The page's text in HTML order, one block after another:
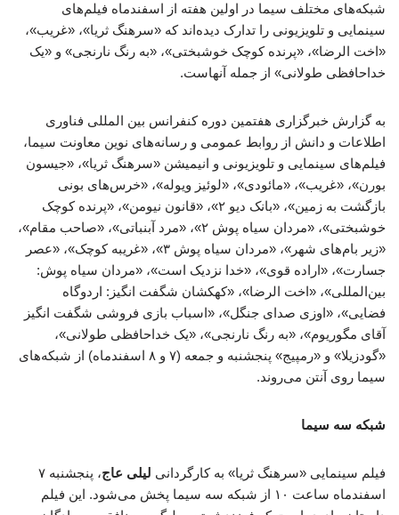
شبکه‌های مختلف سیما در اولین هفته از اسفندماه فیلم‌های
سینمایی و تلویزیونی را تدارک دیده‌اند که «سرهنگ ثریا»، «غریب»،
«اخت الرضا»، «پرنده کوچک خوشبختی»، «به رنگ نارنجی» و «یک
خداحافظی طولانی» از جمله آنهاست.
به گزارش خبرگزاری هفتمین دوره کنفرانس بین المللی فناوری
اطلاعات و دانش از روابط عمومی و رسانه‌های نوین معاونت سیما،
فیلم‌های سینمایی و تلویزیونی و انیمیشن «سرهنگ ثریا»، «جیسون
بورن»، «غریب»، «مائودی»، «لوئیز ویوله»، «خرس‌های بونی
بازگشت به زمین»، «بانک دیو ۲»، «قانون نیومن»، «پرنده کوچک
خوشبختی»، «مردان سیاه پوش ۲»، «مرد آبنباتی»، «صاحب مقام»،
«زیر بام‌های شهر»، «مردان سیاه پوش ۳»، «غریبه کوچک»، «عصر
جسارت»، «اراده قوی»، «خدا نزدیک است»، «مردان سیاه پوش:
بین‌المللی»، «اخت الرضا»، «کهکشان شگفت انگیز: اردوگاه
فضایی»، «اوزی صدای جنگل»، «اسباب بازی فروشی شگفت انگیز
آقای مگوریوم»، «به رنگ نارنجی»، «یک خداحافظی طولانی»،
«گودزیلا» و «رمپیج» پنجشنبه و جمعه (۷ و ۸ اسفندماه) از شبکه‌های
سیما روی آنتن می‌روند.
شبکه سه سیما
فیلم سینمایی «سرهنگ ثریا» به کارگردانی لیلی عاج
، پنجشنبه ۷
اسفندماه ساعت ۱۰ از شبکه سه سیما پخش می‌شود. این فیلم